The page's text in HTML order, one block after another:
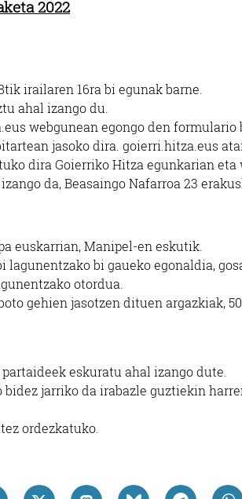
2022
irailaren 16ra bi egunak barne.
ahal izango du.
webgunean egongo den formulario
jasoko dira. goierri.hitza.eus
dira Goierriko Hitza egunkarian eta
da, Beasaingo Nafarroa 23
euskarrian, Manipel-en eskutik.
lagunentzako bi gaueko egonaldia,
otordua.
gehien jasotzen dituen argazkiak,
eskuratu ahal izango dute.
bidez jarriko da irabazle guztiekin
ordezkatuko.